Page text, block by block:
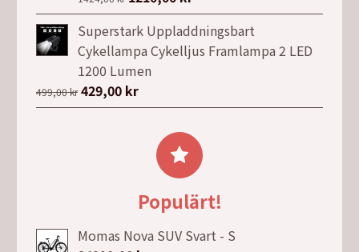
ursprungliga
priset
var:
1424,00 kr.
nuvarande
priset
är:
Superstark Uppladdningsbart
Cykellampa Cykelljus Framlampa 2 LED
1200 Lumen
499,00kr Det
ursprungliga
429,00 krDet
nuvarande
priset
429,00 kr.
Populärt!
Momas Nova SUV Svart - S